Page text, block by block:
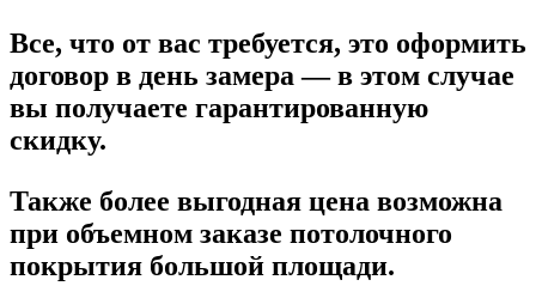
Все, что от вас требуется, это оформить
договор в день замера — в этом случае
вы получаете гарантированную
скидку.
Также более выгодная цена возможна
при объемном заказе потолочного
покрытия большой площади.